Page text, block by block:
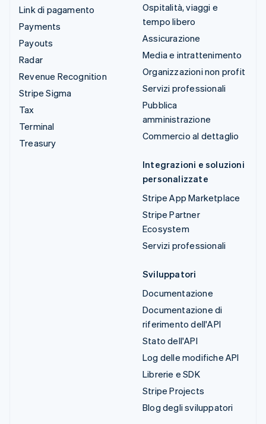
Link di pagamento
Payments
Payouts
Radar
Revenue Recognition
Stripe Sigma
Tax
Terminal
Treasury
Ospitalità, viaggi e
tempo libero
Assicurazione
Media e intrattenimento
Organizzazioni non profit
Servizi professionali
Pubblica
amministrazione
Commercio al dettaglio
Integrazioni e soluzioni
personalizzate
Stripe App Marketplace
Stripe Partner
Ecosystem
Servizi professionali
Sviluppatori
Documentazione
Documentazione di
riferimento dell'API
Stato dell'API
Log delle modifiche API
Librerie e SDK
Stripe Projects
Blog degli sviluppatori